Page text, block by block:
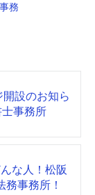
務
設のお知ら
事務所
な人！松阪
事務所！